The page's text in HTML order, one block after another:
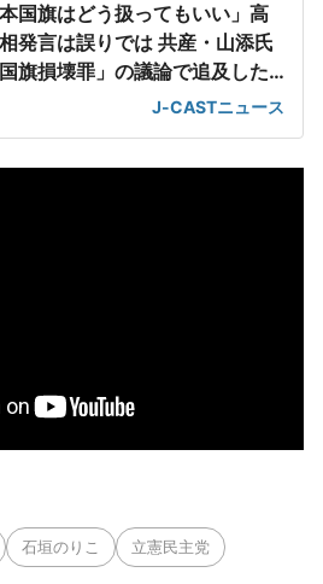
本国旗はどう扱ってもいい」高
発言は誤りでは 共産・山添氏
旗損壊罪」の議論で追及した
J-CASTニュース
石垣のりこ 立憲民主党